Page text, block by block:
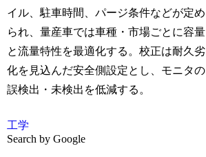
イル、駐車時間、パージ条件などが定め
られ、量産車では車種・市場ごとに容量
と流量特性を最適化する。校正は耐久劣
化を見込んだ安全側設定とし、モニタの
誤検出・未検出を低減する。
工学
Search by Google